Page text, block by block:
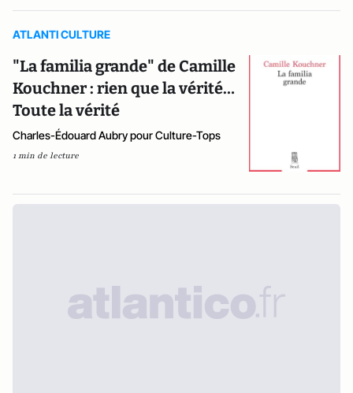
ATLANTI CULTURE
"La familia grande" de Camille
Kouchner : rien que la vérité…
Toute la vérité
Charles-Édouard Aubry pour Culture-Tops
1 min de lecture